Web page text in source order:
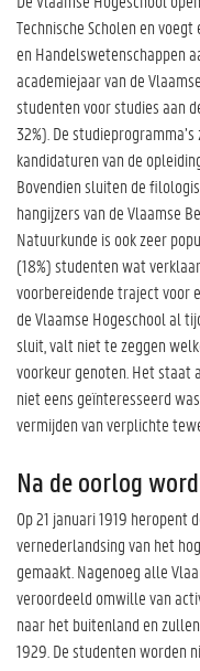
Technische Scholen en
en Handelswetenschappen
academiejaar van de
studenten voor studies aan
32%). De
kandidaturen van de
Bovendien sluiten de
hangijzers van de Vlaamse
Natuurkunde is ook zeer
(18%) studenten wat
voorbereidende traject voor
de Vlaamse Hogeschool al
sluit, valt niet te zeggen
voorkeur genoten. Het staat
niet eens geïnteresseerd
vermijden van verplichte
Na de oorlog
Op 21 januari 1919 heropent
vernederlandsing van het
gemaakt. Nagenoeg alle
veroordeeld omwille van
naar het buitenland en
1929. De studenten worden